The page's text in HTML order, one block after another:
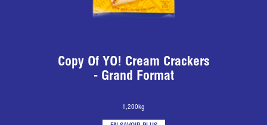
Copy Of YO! Cream Crackers
- Grand Format
1,200kg